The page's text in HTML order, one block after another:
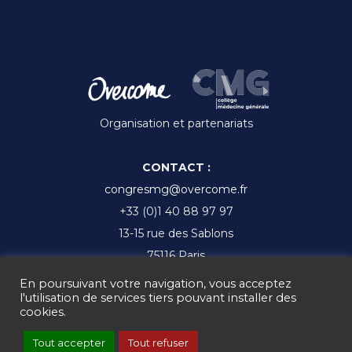
Organisation et partenariats
CONTACT :
congresmg@overcome.fr
+33 (0)1 40 88 97 97
13-15 rue des Sablons
75116 Paris
Ⓒ CMGF 2017 - 2025 -Mentions légales
En poursuivant votre navigation, vous acceptez
l'utilisation de services tiers pouvant installer des
cookies.
Tout accepter Tout refuser